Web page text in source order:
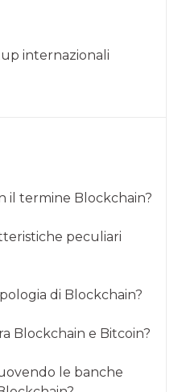
internazionali
il termine Blockchain?
peculiari
di Blockchain?
Blockchain e Bitcoin?
le banche